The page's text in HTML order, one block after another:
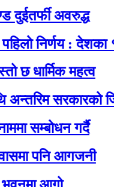
अवरुद्ध
: देशका १०
महत्व
सरकारको
गर्दै
पनि आगजनी